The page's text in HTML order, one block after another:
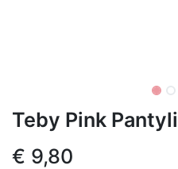
Teby Pink
€ 9,80